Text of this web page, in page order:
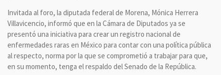
Invitada al foro, la diputada federal de Morena, Mónica Herrera
Villavicencio, informó que en la Cámara de Diputados ya se
presentó una iniciativa para crear un registro nacional de
enfermedades raras en México para contar con una política pública
al respecto, norma por la que se comprometió a trabajar para que,
en su momento, tenga el respaldo del Senado de la República.